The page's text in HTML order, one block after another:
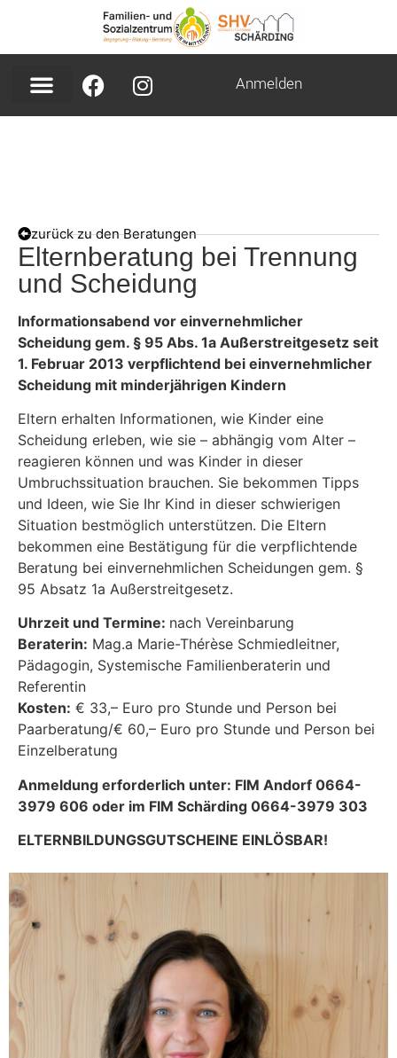
Anmelden
zurück zu den Beratungen
Elternberatung bei Trennung
und Scheidung
Informationsabend vor einvernehmlicher
Scheidung gem. § 95 Abs. 1a Außerstreitgesetz seit
1. Februar 2013 verpflichtend bei einvernehmlicher
Scheidung mit minderjährigen Kindern
Eltern erhalten Informationen, wie Kinder eine
Scheidung erleben, wie sie – abhängig vom Alter –
reagieren können und was Kinder in dieser
Umbruchssituation brauchen. Sie bekommen Tipps
und Ideen, wie Sie Ihr Kind in dieser schwierigen
Situation bestmöglich unterstützen. Die Eltern
bekommen eine Bestätigung für die verpflichtende
Beratung bei einvernehmlichen Scheidungen gem. §
95 Absatz 1a Außerstreitgesetz.
Uhrzeit und Termine: nach Vereinbarung
Beraterin: Mag.a Marie-Thérèse Schmiedleitner,
Pädagogin, Systemische Familienberaterin und
Referentin
Kosten: € 33,– Euro pro Stunde und Person bei
Paarberatung/€ 60,– Euro pro Stunde und Person bei
Einzelberatung
Anmeldung erforderlich unter: FIM Andorf 0664-
3979 606 oder im FIM Schärding 0664-3979 303
ELTERNBILDUNGSGUTSCHEINE EINLÖSBAR!